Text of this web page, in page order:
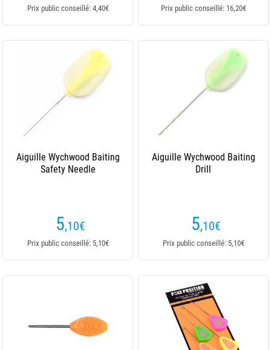
Prix public conseillé: 4,40€ Prix public conseillé: 16,20€
Aiguille Wychwood Baiting
Safety Needle
5,10€
Prix public conseillé: 5,10€
Aiguille Wychwood Baiting
Drill
5,10€
Prix public conseillé: 5,10€